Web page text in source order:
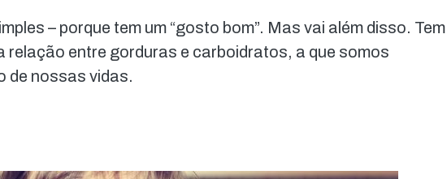
– porque tem um “gosto bom”. Mas vai além disso. Tem
relação entre gorduras e carboidratos, a que somos
de nossas vidas.